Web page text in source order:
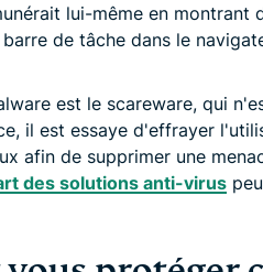
lui-même en
de tâche dans le
est le scareware, qui
il est essaye d'effrayer
afin de supprimer une
des solutions anti-virus